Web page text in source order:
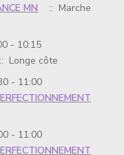
MN
:: Marche
- 10:15
:: Longe côte
- 11:00
- 11:00